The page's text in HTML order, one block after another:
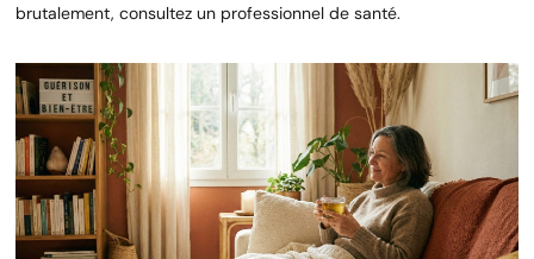
brutalement, consultez un professionnel de santé.